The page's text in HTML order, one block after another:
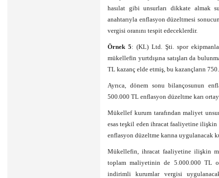
hasılat gibi unsurları dikkate almak
anahtarıyla enflasyon düzeltmesi
vergisi oranını tespit edeceklerdir.
Örnek 5: (KL) Ltd. Şti. spor
mükellefin yurtdışına satışları da
TL kazanç elde etmiş, bu kazançların
Ayrıca, dönem sonu bilançosunun
500.000 TL enflasyon düzeltme karı
Mükellef kurum tarafından maliyet
esas teşkil eden ihracat faaliyetine
enflasyon düzeltme karına uygulanacak
Mükellefin, ihracat faaliyetine ilişkin
toplam maliyetinin de 5.000.000 TL
indirimli kurumlar vergisi